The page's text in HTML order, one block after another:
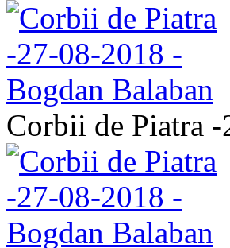
Corbii de Piatra